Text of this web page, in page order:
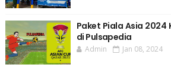
Paket Piala Asia 2024
di Pulsapedia
Admin Jan 08, 2024